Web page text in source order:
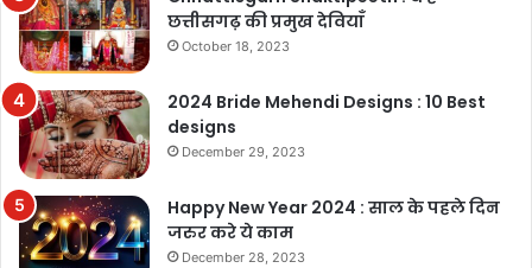
छत्तीसगढ़ की प्रमुख देवियाँ
October 18, 2023
2024 Bride Mehendi Designs : 10 Best
designs
December 29, 2023
Happy New Year 2024 : साल के पहले दिन
जरुर करे ये काम
December 28, 2023